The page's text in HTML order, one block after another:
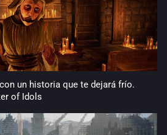
un historia que te dejará frío.
of Idols